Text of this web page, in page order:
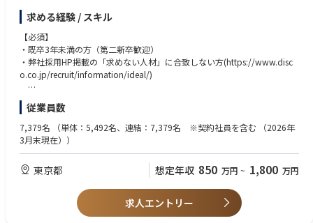
ディスコのキャリアは「会社に決められる」のではなく、「自分で決め
る」。
自分の可能性を探りたい、キャリアを自らデザインしたい方にこそ、お勧
めできる環境です。
【入社日】
毎年 4月1日／10月1日 のいずれか
※一部研修は、定期採用の新入社員と合同で実施する場合があります
【想定残業時間】50h/月(全社平均)
【勤務形態】原則出社勤務
【参考情報】
・企業説明動画
https://youtube.com/playlist?list=PL8yfoAFltAcZrnb4BEAojAKuCk48fK
-4g&si=HTveYdT4LwnHn8EM
・第二新卒社員クロストーク
【アプリケーション大学とは？】
入社後、まず配属されるのは「アプリケーション大学（AP大）」という部
署。
ここでは「自分は何に興味があるのか」「どんな仕事に向いているか」を
見極めるために、複数の部署で実際の業務を経験します。
例えば、興味のある部署に自らアポを取り、業務を請け負い、実際にチー
ムの一員として働いてみる。
文系・理系を問わず、専攻や前職に関係なく様々な業務に挑戦できるた
め、文系出身からエンジニアを目指す社員も多数います。
【AP大の流れ】
・AP大 在籍期間：平均1年半～2年（最長4年）
・部署選びと並行して、当社の事業ドメインである「高度なKiru・Kezur
・定められた卒業要件をクリアし、卒業宣言を行うことで、部署から正式
求める経験 / スキル
【必須】
・既卒3年未満の方（第二新卒歓迎）
・弊社採用HP掲載の「求めない人材」に合致しない方(https://www.disc
o.co.jp/recruit/information/ideal/)
【求めない人材 (一部抜粋)】
・要領こそが全てと思っている人
・何事もゆるくやりたい人
・変化より安泰を好む人、事なかれ主義の人
く制度設計しています。
そのため、例えば「毎日定時で帰りたい」「楽して稼ぎたい」などのん
びりゆったり働きたい方には適しませんので、応募の際には十分考慮くだ
従業員数
7,379名
（単体：5,492名、連結：7,379名 ※契約社員を含む （2026年
3月末現在））
東京都 想定年収 850 万円 ~ 1,800 万円
求人エントリー